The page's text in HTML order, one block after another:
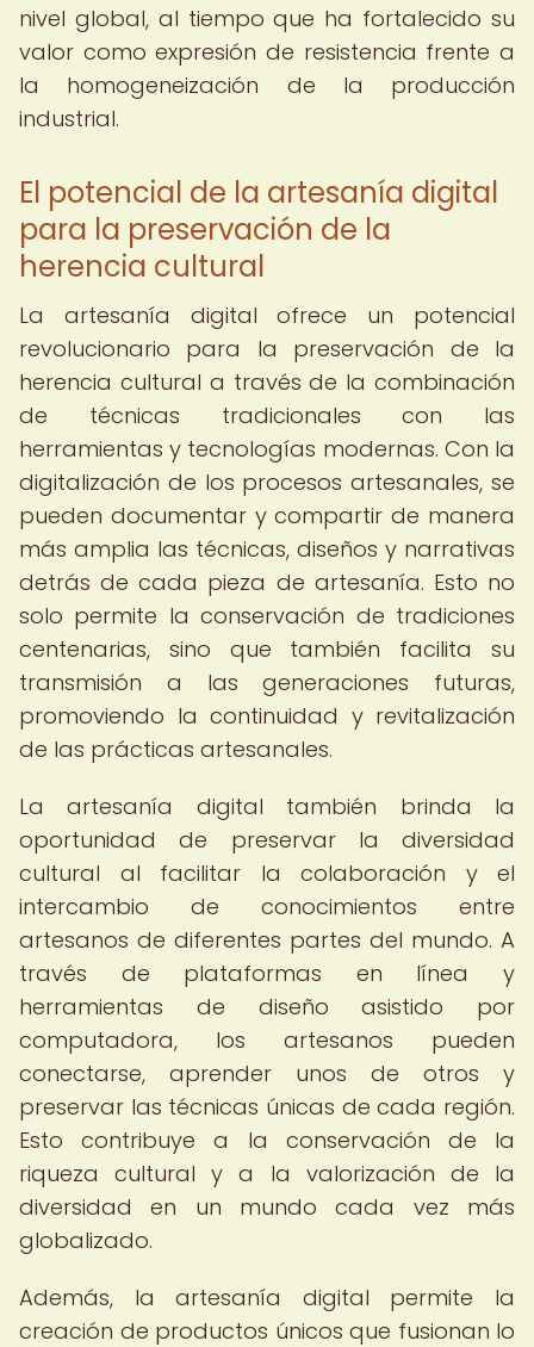
nivel global, al tiempo que ha fortalecido su
valor como expresión de resistencia frente a
la homogeneización de la producción
industrial.
El potencial de la artesanía digital
para la preservación de la
herencia cultural
La artesanía digital ofrece un potencial
revolucionario para la preservación de la
herencia cultural a través de la combinación
de técnicas tradicionales con las
herramientas y tecnologías modernas. Con la
digitalización de los procesos artesanales, se
pueden documentar y compartir de manera
más amplia las técnicas, diseños y narrativas
detrás de cada pieza de artesanía. Esto no
solo permite la conservación de tradiciones
centenarias, sino que también facilita su
transmisión a las generaciones futuras,
promoviendo la continuidad y revitalización
de las prácticas artesanales.
La artesanía digital también brinda la
oportunidad de preservar la diversidad
cultural al facilitar la colaboración y el
intercambio de conocimientos entre
artesanos de diferentes partes del mundo. A
través de plataformas en línea y
herramientas de diseño asistido por
computadora, los artesanos pueden
conectarse, aprender unos de otros y
preservar las técnicas únicas de cada región.
Esto contribuye a la conservación de la
riqueza cultural y a la valorización de la
diversidad en un mundo cada vez más
globalizado.
Además, la artesanía digital permite la
creación de productos únicos que fusionan lo